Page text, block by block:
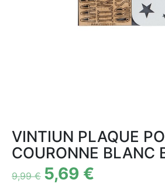
VINTIUN PLAQUE
COURONNE BLANC
9,99€ 5,69 €